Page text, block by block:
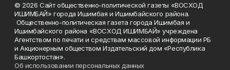
© 2026 Сайт общественно-политической газеты «ВОСХОД
ИШИМБАЙ» города Ишимбая и Ишимбайского района.
Общественно-политическая газета города Ишимбая и
Ишимбайского района «ВОСХОД ИШИМБАЙ» учреждена
Агентством по печати и средствам массовой информации РБ
и Акционерным обществом Издательский дом «Республика
Башкортостан».
Об использовании персональных данных